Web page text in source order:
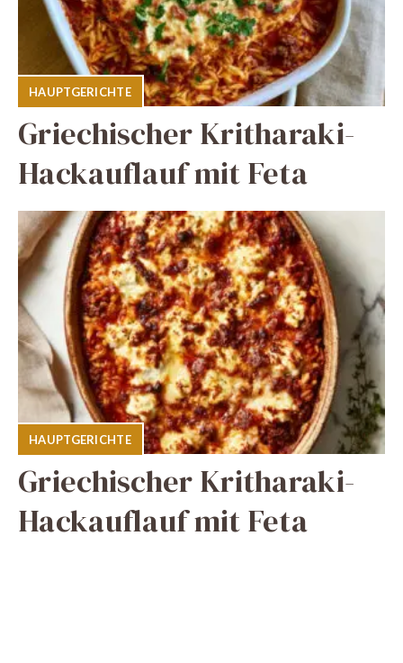
HAUPTGERICHTE
Griechischer Kritharaki-
Hackauflauf mit Feta
HAUPTGERICHTE
Griechischer Kritharaki-
Hackauflauf mit Feta